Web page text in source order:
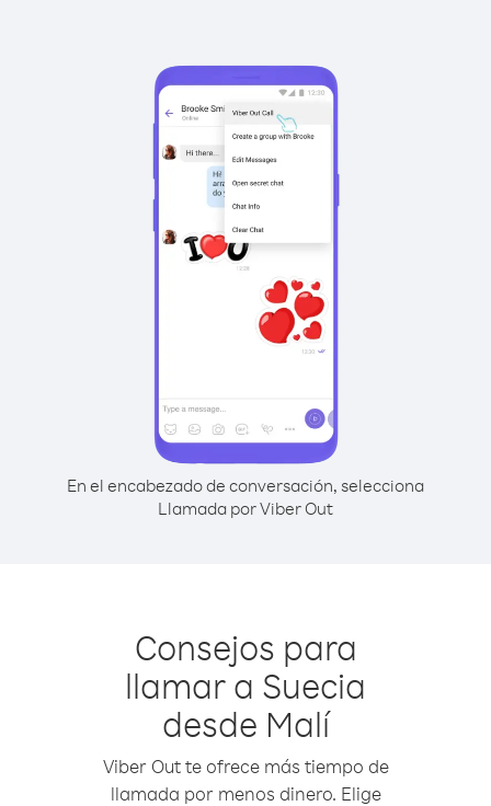
En el encabezado de conversación, selecciona
Llamada por Viber Out
Consejos para
llamar a Suecia
desde Malí
Viber Out te ofrece más tiempo de
llamada por menos dinero. Elige